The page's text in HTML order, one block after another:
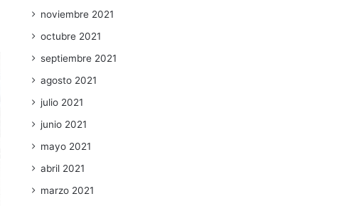
noviembre 2021
octubre 2021
septiembre 2021
agosto 2021
julio 2021
junio 2021
mayo 2021
abril 2021
marzo 2021